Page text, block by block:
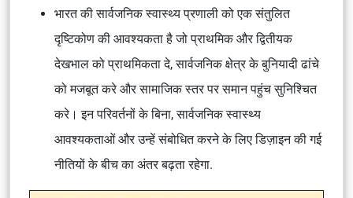
भारत की सार्वजनिक स्वास्थ्य प्रणाली को एक संतुलित
दृष्टिकोण की आवश्यकता है जो प्राथमिक और द्वितीयक
देखभाल को प्राथमिकता दे, सार्वजनिक क्षेत्र के बुनियादी ढांचे
को मजबूत करे और सामाजिक स्तर पर समान पहुंच सुनिश्चित
करे। इन परिवर्तनों के बिना, सार्वजनिक स्वास्थ्य
आवश्यकताओं और उन्हें संबोधित करने के लिए डिज़ाइन की गई
नीतियों के बीच का अंतर बढ़ता रहेगा.